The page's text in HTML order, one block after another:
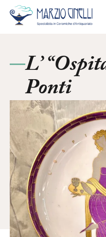
L’
Ponti